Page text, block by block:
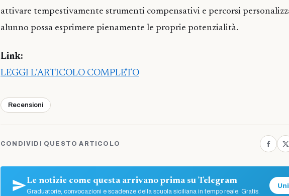
attivare tempestivamente strumenti compensativi e percorsi
alunno possa esprimere pienamente le proprie potenzialità.
Link:
LEGGI L’ARTICOLO COMPLETO
Recensioni
CONDIVIDI QUESTO ARTICOLO
Le notizie come questa arrivano prima su Telegram
Graduatorie, convocazioni e scadenze della scuola siciliana in tempo reale. Gratis.